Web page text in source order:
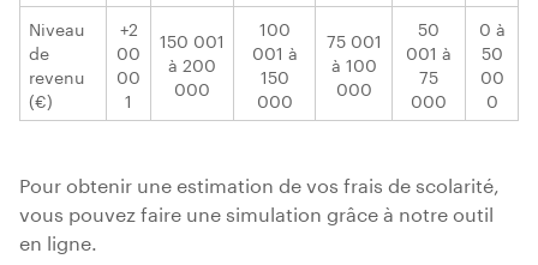
Niveau
de
revenu
(€)
+2
00
00
1
150 001
à 200
000
100
001 à
150
000
75 001
à 100
000
50
001 à
75
000
0 à
50
00
0
Pour obtenir une estimation de vos frais de scolarité,
vous pouvez faire une simulation grâce à notre outil
en ligne.